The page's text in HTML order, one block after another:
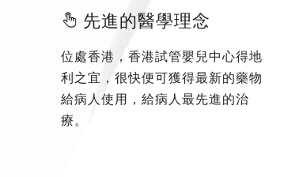
先進的醫學理念
位處香港，香港試管嬰兒中心得地
利之宜，很快便可獲得最新的藥物
給病人使用，給病人最先進的治
療。